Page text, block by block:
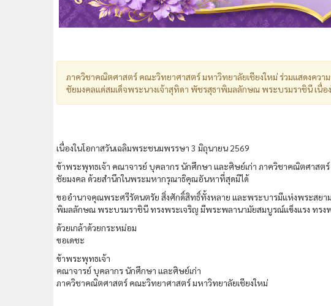
ภาควิชาคณิตศาสตร์ คณะวิทยาศาสตร์ มหาวิทยาลัยเชียงใหม่ ร่วมแสดงค
ชัยมงคลแด่สมเด็จพระนางเจ้าสุทิดา พัชรสุธาพิมลลักษณ พระบรมราชินี เนื่
เนื่องในโอกาสวันเฉลิมพระชนมพรรษา 3 มิถุนายน 2569
ข้าพระพุทธเจ้า คณาจารย์ บุคลากร นักศึกษา และศิษย์เก่า ภาควิชาคณิตศาส
ชัยมงคล ด้วยสำนึกในพระมหากรุณาธิคุณอันหาที่สุดมิได้
ขออำนาจคุณพระศรีรัตนตรัย สิ่งศักดิ์สิทธิ์ทั้งหลาย และพระบารมีแห่งพระสยา
พิมลลักษณ พระบรมราชินี ทรงพระเจริญ มีพระพลานามัยสมบูรณ์แข็งแรง ทรง
ด้วยเกล้าด้วยกระหม่อม
ขอเดชะ
ข้าพระพุทธเจ้า
คณาจารย์ บุคลากร นักศึกษา และศิษย์เก่า
ภาควิชาคณิตศาสตร์ คณะวิทยาศาสตร์ มหาวิทยาลัยเชียงใหม่